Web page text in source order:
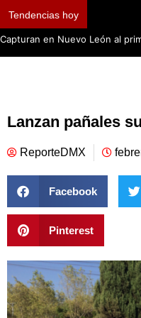
Tendencias hoy
Capturan en Nuevo León al
Lanzan pañales
ReporteDMX
Facebook
Pinterest